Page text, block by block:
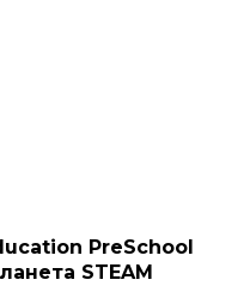
PreSchool
STEAM